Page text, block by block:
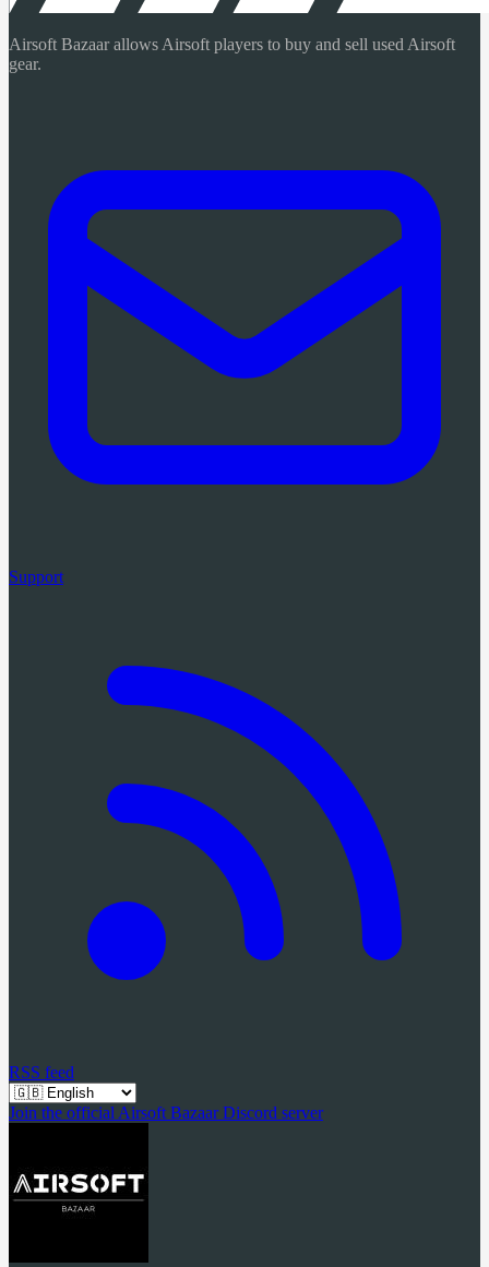
Airsoft Bazaar allows Airsoft players to buy and sell used Airsoft
gear.
Support
RSS feed
Join the official Airsoft Bazaar Discord server